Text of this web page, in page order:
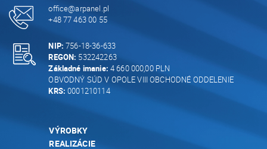
office@arpanel.pl
+48 77 463 00 55
NIP: 756-18-36-633
REGON: 532242263
Základné imanie: 4 660 000,00 PLN
OBVODNÝ SÚD V OPOLE VIII OBCHODNÉ ODDELENIE
KRS: 0001210114
VÝROBKY
REALIZÁCIE